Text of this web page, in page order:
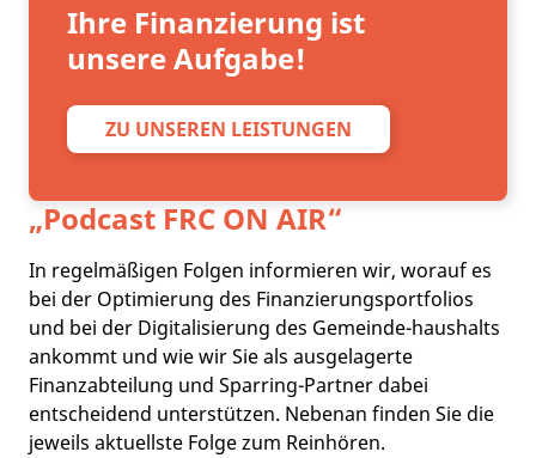
Ihre Finanzierung ist
unsere Aufgabe!
ZU UNSEREN LEISTUNGEN
„Podcast FRC ON AIR“
In regelmäßigen Folgen informieren wir, worauf es
bei der Optimierung des Finanzierungsportfolios
und bei der Digitalisierung des Gemeinde-haushalts
ankommt und wie wir Sie als ausgelagerte
Finanzabteilung und Sparring-Partner dabei
entscheidend unterstützen. Nebenan finden Sie die
jeweils aktuellste Folge zum Reinhören.